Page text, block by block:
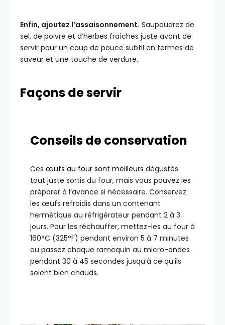
Enfin, ajoutez l’assaisonnement. Saupoudrez de
sel, de poivre et d’herbes fraîches juste avant de
servir pour un coup de pouce subtil en termes de
saveur et une touche de verdure.
Façons de servir
Conseils de conservation
Ces œufs au four sont meilleurs dégustés
tout juste sortis du four, mais vous pouvez les
préparer à l’avance si nécessaire. Conservez
les œufs refroidis dans un contenant
hermétique au réfrigérateur pendant 2 à 3
jours. Pour les réchauffer, mettez-les au four à
160°C (325°F) pendant environ 5 à 7 minutes
ou passez chaque ramequin au micro-ondes
pendant 30 à 45 secondes jusqu’à ce qu’ils
soient bien chauds.